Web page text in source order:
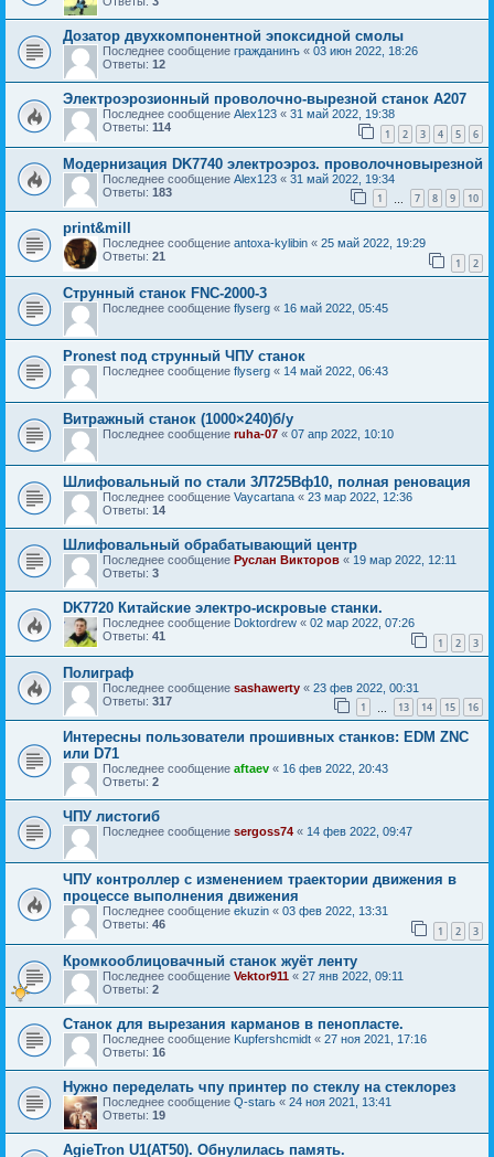
Дозатор двухкомпонентной эпоксидной смолы
Последнее сообщение гражданинъ « 03 июн 2022, 18:26
Ответы: 12
Электроэрозионный проволочно-вырезной станок А207
Последнее сообщение Alex123 « 31 май 2022, 19:38
Ответы: 114 1 2 3 4 5 6
Модернизация DK7740 электроэроз. проволочновырезной
Последнее сообщение Alex123 « 31 май 2022, 19:34
Ответы: 183 1 7 8 9 10
print&mill
Последнее сообщение antoxa-kylibin « 25 май 2022, 19:29
Ответы: 21 1 2
Струнный станок FNC-2000-3
Последнее сообщение flyserg « 16 май 2022, 05:45
Pronest под струнный ЧПУ станок
Последнее сообщение flyserg « 14 май 2022, 06:43
Витражный станок (1000×240)б/у
Последнее сообщение ruha-07 « 07 апр 2022, 10:10
Шлифовальный по стали 3Л725Вф10, полная реновация
Последнее сообщение Vaycartana « 23 мар 2022, 12:36
Ответы: 14
Шлифовальный обрабатывающий центр
Последнее сообщение Руслан Викторов « 19 мар 2022, 12:11
Ответы: 3
DK7720 Китайские электро-искровые станки.
Последнее сообщение Doktordrew « 02 мар 2022, 07:26
Ответы: 41 1 2 3
Полиграф
Последнее сообщение sashawerty « 23 фев 2022, 00:31
Ответы: 317 1 13 14 15 16
Интересны пользователи прошивных станков: EDM ZNC
или D71
Последнее сообщение aftaev « 16 фев 2022, 20:43
Ответы: 2
ЧПУ листогиб
Последнее сообщение sergoss74 « 14 фев 2022, 09:47
ЧПУ контроллер с изменением траектории движения в
процессе выполнения движения
Последнее сообщение ekuzin « 03 фев 2022, 13:31
Ответы: 46 1 2 3
Кромкооблицовачный станок жуёт ленту
Последнее сообщение Vektor911 « 27 янв 2022, 09:11
Ответы: 2
Станок для вырезания карманов в пенопласте.
Последнее сообщение Kupfershcmidt « 27 ноя 2021, 17:16
Ответы: 16
Нужно переделать чпу принтер по стеклу на стеклорез
Последнее сообщение Q-starь « 24 ноя 2021, 13:41
Ответы: 19
AgieTron U1(AT50). Обнулилась память.